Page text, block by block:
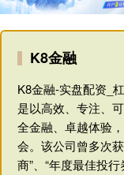
K8金融
K8金融-实盘配资_
是以高效、专注、
全金融、卓越体验
会。该公司曾多次
商”、“年度最佳投行